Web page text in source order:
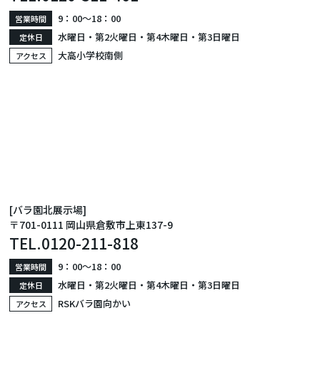
営業時間 9：00〜18：00
定休日 水曜日・第2火曜日・第4木曜日・第3日曜日
アクセス 大高小学校南側
[バラ園北展示場]
〒701-0111 岡山県倉敷市上東137-9
TEL.0120-211-818
営業時間 9：00〜18：00
定休日 水曜日・第2火曜日・第4木曜日・第3日曜日
アクセス RSKバラ園向かい